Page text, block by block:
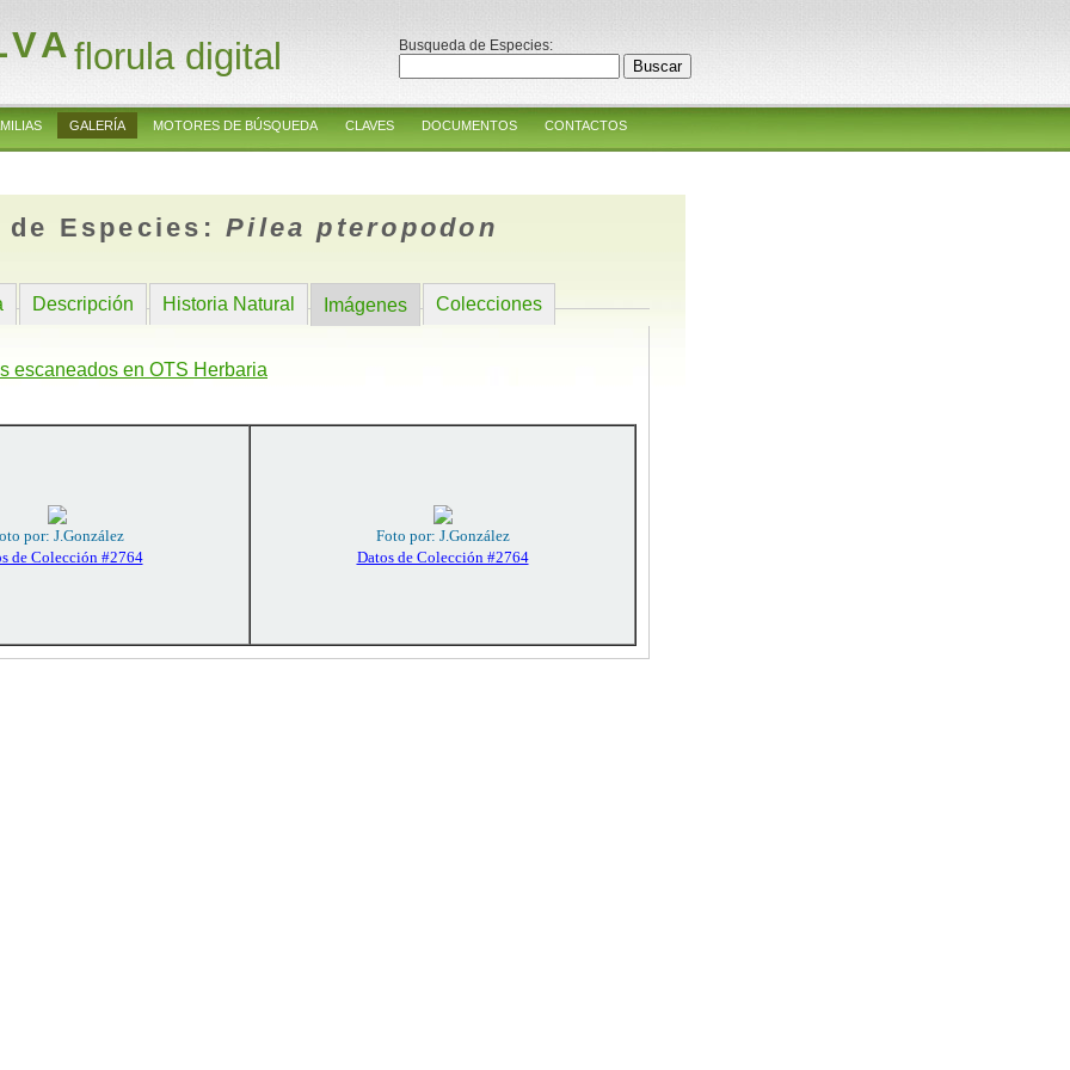
florula digital Busqueda de Especies:
GALERÍA MOTORES DE BÚSQUEDA CLAVES DOCUMENTOS CONTACTOS
de Especies:Pilea pteropodon
Descripción Historia Natural Imágenes Colecciones
escaneados en OTS Herbaria
por: J.González
de Colección #2764
Foto por: J.González
Datos de Colección #2764